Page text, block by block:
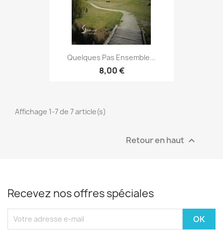
Quelques Pas Ensemble...
8,00 €
Affichage 1-7 de 7 article(s)
Retour en haut 
Recevez nos offres spéciales